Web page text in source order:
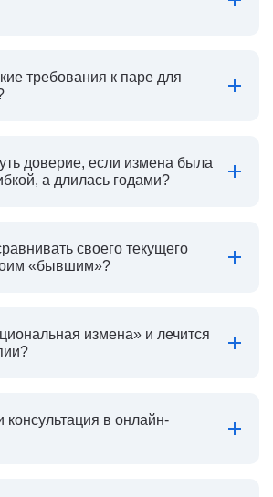
требования к паре для
доверие, если измена была
а длилась годами?
своего текущего
«бывшим»?
измена» и лечится
в онлайн-